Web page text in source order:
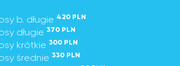
b. długie 420 PLN
długie 370 PLN
krótkie 300 PLN
średnie 330 PLN